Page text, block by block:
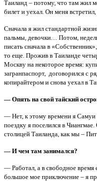
Таиланд – потому, что там жил
билет и уехал. Он меня
Сначала я жил стандартной
пальмы, девочки… Потом,
писать сначала в
то еще. Прожив в Таиланде
Москву на некоторое время:
загранпаспорт, договорился с
копирайтером и снова уехал в
— Опять на свой тайский
— Нет, к этому времени я Самуи
поездку я поселился в
столицей Таиланда, как мы –
— И чем там занимался?
— Работал, а в свободное время
большое мое приключение – я